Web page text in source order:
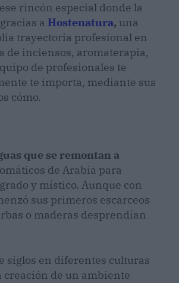
rincón especial donde la
a Hostenatura, una
trayectoria profesional en
de inciensos, aromaterapia,
de profesionales te
te importa, mediante sus
cómo.
que se remontan a
de Arabia para
y místico. Aunque con
sus primeros escarceos
o maderas desprendían
siglos en diferentes culturas
de un ambiente